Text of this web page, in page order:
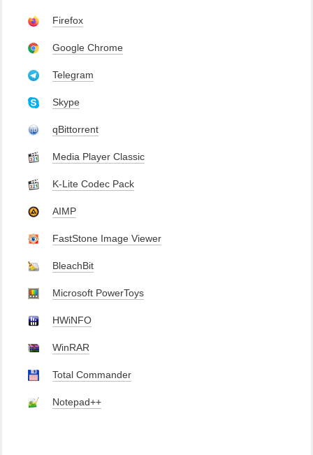
Firefox
Google Chrome
Telegram
Skype
qBittorrent
Media Player Classic
K-Lite Codec Pack
AIMP
FastStone Image Viewer
BleachBit
Microsoft PowerToys
HWiNFO
WinRAR
Total Commander
Notepad++